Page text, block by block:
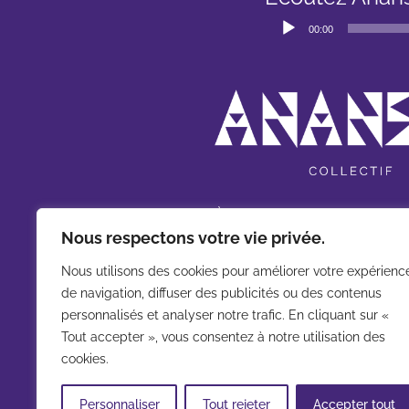
Nous respectons votre vie privée.
Nous utilisons des cookies pour améliorer votre
de navigation, diffuser des publicités ou des contenus
personnalisés et analyser notre trafic. En cliquant sur «
Tout accepter », vous consentez à notre utilisation des
cookies.
Personnaliser Tout rejeter Accepter tout
Lecteur00:00
Qui sommes-nous ?
Nos spectacles
Nos festivals
Agenda